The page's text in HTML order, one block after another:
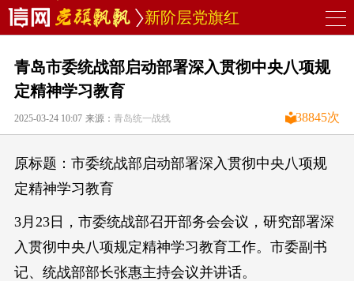
新阶层党旗红
青岛市委统战部启动部署深入贯彻中央八项规
定精神学习教育
2025-03-24 10:07 来源： 青岛统一战线 38845次
原标题：市委统战部启动部署深入贯彻中央八项规
定精神学习教育
3月23日，市委统战部召开部务会会议，研究部署深
入贯彻中央八项规定精神学习教育工作。市委副书
记、统战部部长张惠主持会议并讲话。